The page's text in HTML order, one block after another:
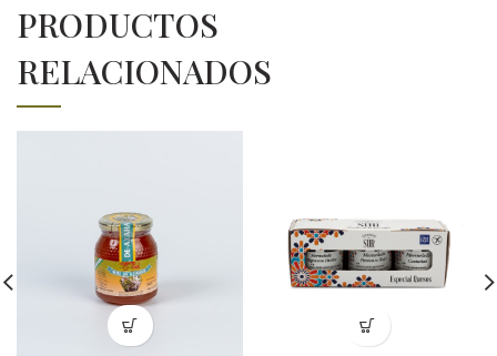
PRODUCTOS
RELACIONADOS